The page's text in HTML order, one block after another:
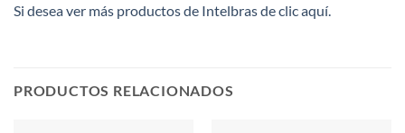
Si desea ver más productos de Intelbras de clic aquí.
PRODUCTOS RELACIONADOS